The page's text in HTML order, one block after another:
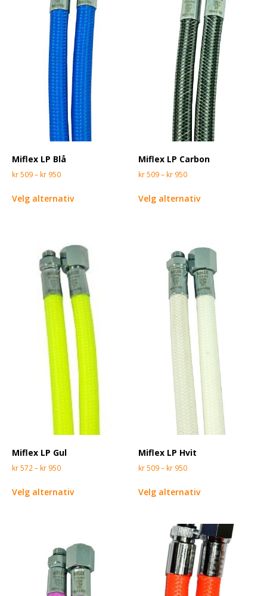
Miflex LP Blå
kr509– kr 950
Velg alternativ
Miflex LP Carbon
kr509– kr 950
Velg alternativ
Miflex LP Gul
kr572– kr 950
Velg alternativ
Miflex LP Hvit
kr509– kr 950
Velg alternativ